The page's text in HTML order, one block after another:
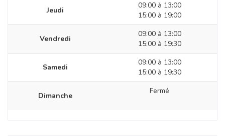
Jeudi
09:00 à 13:00
15:00 à 19:00
Vendredi
09:00 à 13:00
15:00 à 19:30
Samedi
09:00 à 13:00
15:00 à 19:30
Dimanche
Fermé